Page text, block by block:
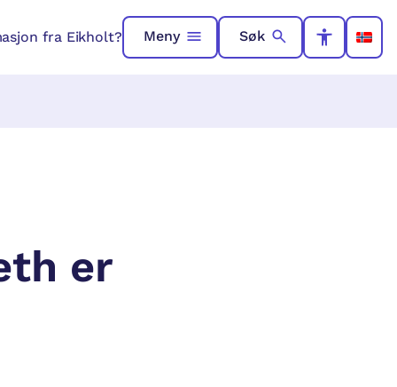
fra Eikholt? Meny Søk
er